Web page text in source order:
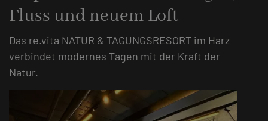
Fluss und neuem Loft
Das re.vita NATUR & TAGUNGSRESORT im Harz
verbindet modernes Tagen mit der Kraft der
Natur.